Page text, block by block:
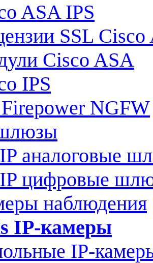
ASA IPS
SSL Cisco
Cisco ASA
IPS
NGFW
аналоговые
цифровые
наблюдения
IP-камеры
IP-